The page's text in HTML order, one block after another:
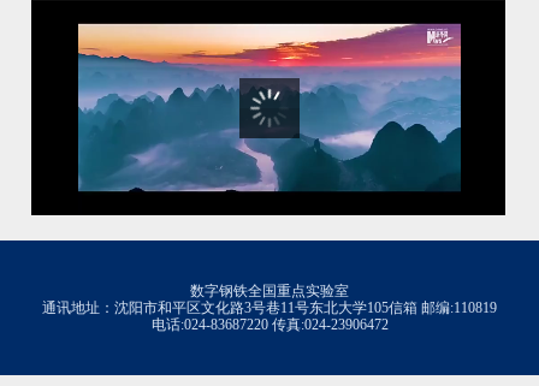
数字钢铁全国重点实验室
通讯地址：沈阳市和平区文化路3号巷11号东北大学105信箱 邮编:110819
电话:024-83687220 传真:024-23906472